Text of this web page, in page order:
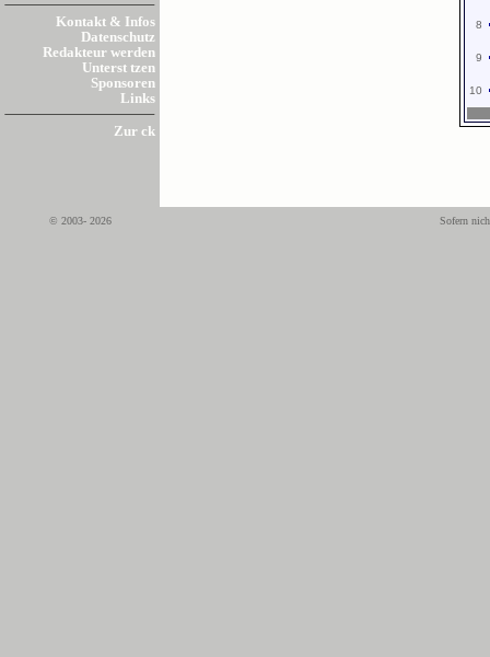
Kontakt & Infos
Datenschutz
Redakteur werden
Unterst tzen
Sponsoren
Links
Zur ck
8
9
10
© 2003- 2026 Sofern